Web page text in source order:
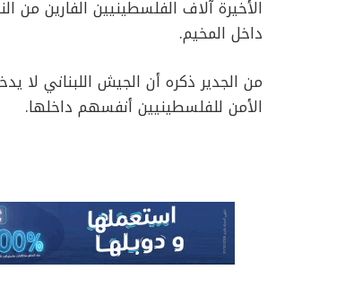
الأخيرة آلاف الفلسطينيين الفارين من
داخل المخيم.
الأمن للفلسطينيين أنفسهم داخلها.